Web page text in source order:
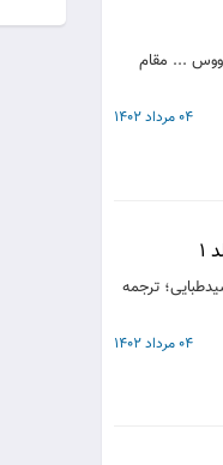
طاووس ... مقام
04 مرداد 1402
ترجمه
04 مرداد 1402